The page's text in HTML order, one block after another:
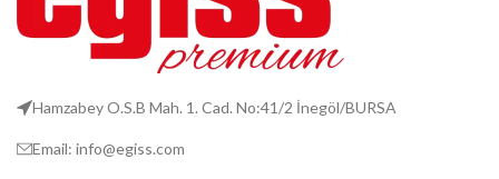
Hamzabey O.S.B Mah. 1. Cad. No:41/2 İnegöl/BURSA
Email: info@egiss.com